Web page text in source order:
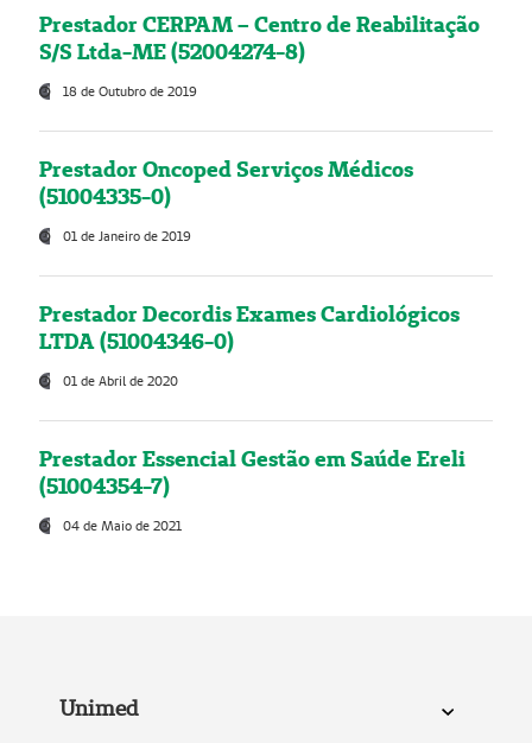
Prestador CERPAM – Centro de Reabilitação
S/S Ltda-ME (52004274-8)
18 de Outubro de 2019
Prestador Oncoped Serviços Médicos
(51004335-0)
01 de Janeiro de 2019
Prestador Decordis Exames Cardiológicos
LTDA (51004346-0)
01 de Abril de 2020
Prestador Essencial Gestão em Saúde Ereli
(51004354-7)
04 de Maio de 2021
Unimed